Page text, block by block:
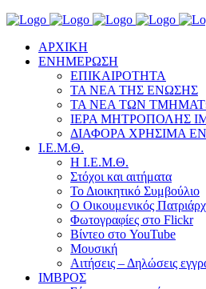
ΑΡΧΙΚΗ
ΕΝΗΜΕΡΩΣΗ
ΕΠΙΚΑΙΡΟΤΗΤΑ
ΤΑ ΝΕΑ ΤΗΣ ΕΝΩΣΗΣ
ΤΑ ΝΕΑ ΤΩΝ
ΙΕΡΑ ΜΗΤΡΟΠΟΛΗΣ
ΔΙΑΦΟΡΑ ΧΡΗΣΙΜΑ
Ι.Ε.Μ.Θ.
Η Ι.Ε.Μ.Θ.
Στόχοι και αιτήματα
Το Διοικητικό Συμβούλιο
Ο Οικουμενικός
Φωτογραφίες στο Flickr
Βίντεο στο YouTube
Μουσική
Αιτήσεις – Δηλώσεις
ΙΜΒΡΟΣ